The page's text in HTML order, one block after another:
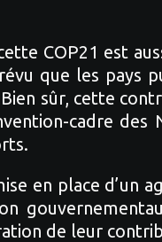
COP21 est
que les
sûr, cette
cadre des
en place d’un
de leur